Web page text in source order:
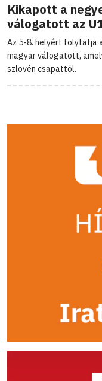
Kikapott a
válogatott az
Az 5-8. helyért folytatja
magyar válogatott,
szlovén csapattól.